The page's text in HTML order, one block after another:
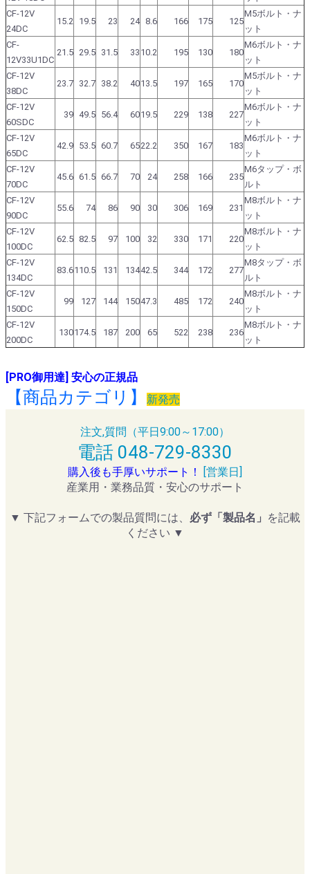
CF-12V
24DC
15.2 19.5 23 24 8.6 166 175 125
M5ボルト・ナ
ット
CF-
12V33U1DC
21.5 29.5 31.5 33 10.2 195 130 180
M6ボルト・ナ
ット
CF-12V
38DC
23.7 32.7 38.2 4013.5 197 165 170
M5ボルト・ナ
ット
CF-12V
60SDC
39 49.5 56.4 6019.5 229 138 227
M6ボルト・ナ
ット
CF-12V
65DC
42.9 53.5 60.7 6522.2 350 167 183
M6ボルト・ナ
ット
CF-12V
70DC
45.6 61.5 66.7 70 24 258 166 235
M6タップ・ボ
ルト
CF-12V
90DC
55.6 74 86 90 30 306 169 231
M8ボルト・ナ
ット
CF-12V
100DC
62.5 82.5 97 100 32 330 171 220
M8ボルト・ナ
ット
CF-12V
134DC
83.6110.5 131 13442.5 344 172 277
M8タップ・ボ
ルト
CF-12V
150DC
99 127 144 15047.3 485 172 240
M8ボルト・ナ
ット
CF-12V
200DC
130174.5 187 200 65 522 238 236
M8ボルト・ナ
ット
[PRO御用達] 安心の正規品
【商品カテゴリ】 新発売
注文,質問（平日9:00～17:00）
電話 048-729-8330
購入後も手厚いサポート！
[営業日]
産業用・業務品質・安心のサポート
▼ 下記フォームでの製品質問には、 必ず「製品名」 を記載
ください ▼